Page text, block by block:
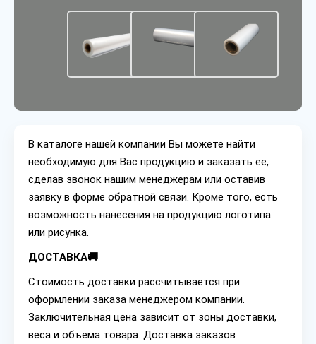
В каталоге нашей компании Вы можете найти
необходимую для Вас продукцию и заказать ее,
сделав звонок нашим менеджерам или оставив
заявку в форме обратной связи. Кроме того, есть
возможность нанесения на продукцию логотипа
или рисунка.
ДОСТАВКА🚚
Стоимость доставки рассчитывается при
оформлении заказа менеджером компании.
Заключительная цена зависит от зоны доставки,
веса и объема товара. Доставка заказов